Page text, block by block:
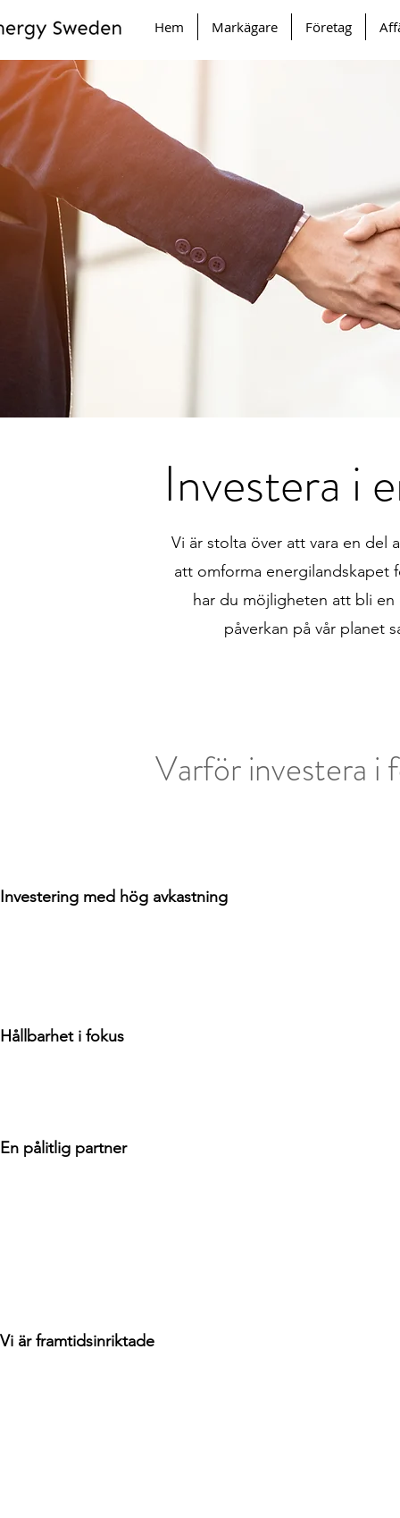
Hem Markägare Företag
Investera i
Vi är stolta över att vara en del
att omforma energilandskapet
har du möjligheten att bli
påverkan på vår planet
Varför investera i
Investering med hög avkastning
Hållbarhet i fokus
En pålitlig partner
Vi är framtidsinriktade